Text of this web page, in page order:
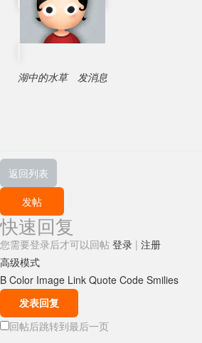
湖中的水草 发消息
返回列表
发帖
快速回复
您需要登录后才可以回帖 登录 | 注册
高级模式
B Color Image Link Quote Code Smilies
发表回复
回帖后跳转到最后一页